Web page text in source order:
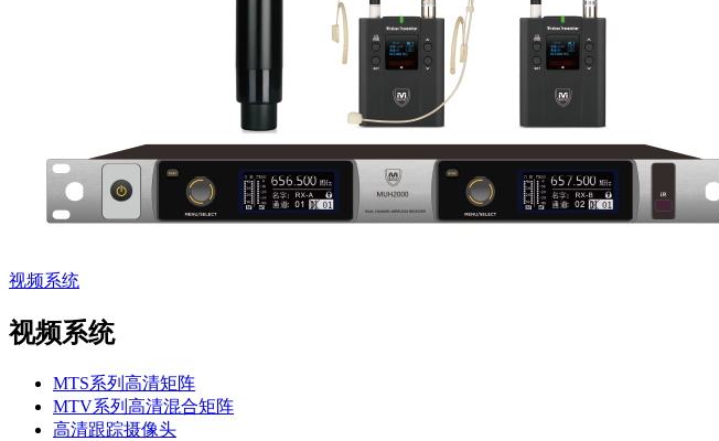
视频系统
视频系统
MTS系列高清矩阵
MTV系列高清混合矩阵
高清跟踪摄像头